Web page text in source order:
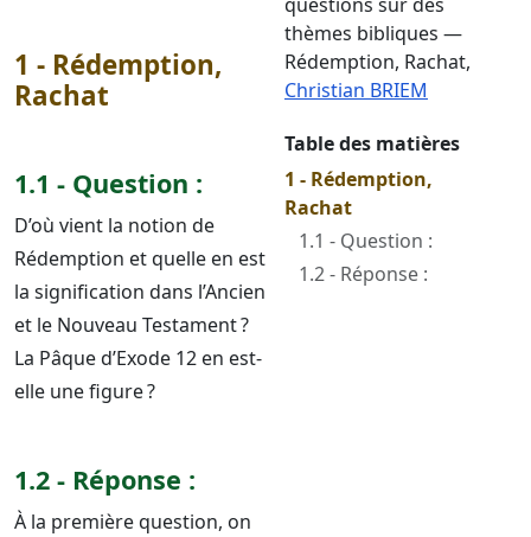
1 - Rédemption,
Rachat
1.1 - Question :
D’où vient la notion de
Rédemption et quelle en est
la signification dans l’Ancien
et le Nouveau Testament ?
La Pâque d’Exode 12 en est-
elle une figure ?
1.2 - Réponse :
À la première question, on
thèmes bibliques —
Rédemption, Rachat,
Christian BRIEM
Table des matières
1 - Rédemption,
Rachat
1.1 - Question :
1.2 - Réponse :